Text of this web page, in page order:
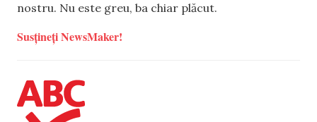
nostru. Nu este greu, ba chiar plăcut.
Susțineți NewsMaker!